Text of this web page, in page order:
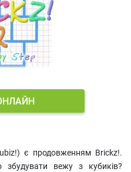
є продовженням Brickz!.
вежу з кубиків?